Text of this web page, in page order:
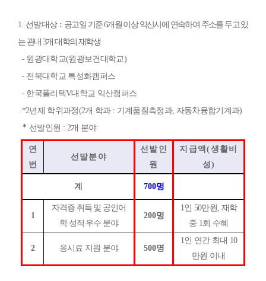
1. 선발대상 : 공고일 기준6개월 이상 익산시에 연속하여 주소를 두고 있
는 관내 3개 대학의 재학생
- 원광대학교(원광보건대학교)
- 전북대학교 특성화캠퍼스
- 한국폴리텍V대학교 익산캠퍼스
*2년제 학위과정(2개 학과 : 기계품질측정과, 자동차융합기계과)
* 선발인원 : 2개 분야
연
번
선발분야
선발인
원
지급액(생활비
성)
계 700명
1
자격증 취득 및 공인어
학 성적 우수 분야
200명
1인 50만원, 재학
중 1회 수혜
2 응시료 지원 분야 500명
1인 연간 최대 10
만원 이내